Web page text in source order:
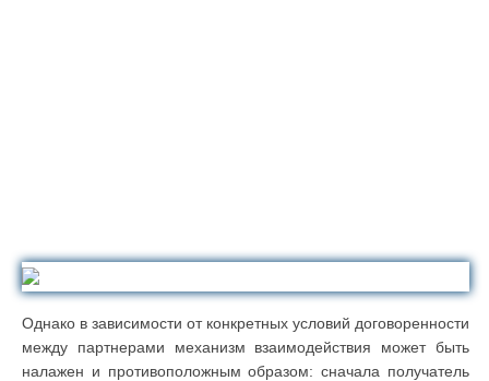
Однако в зависимости от конкретных условий договоренности
между партнерами механизм взаимодействия может быть
налажен и противоположным образом: сначала получатель